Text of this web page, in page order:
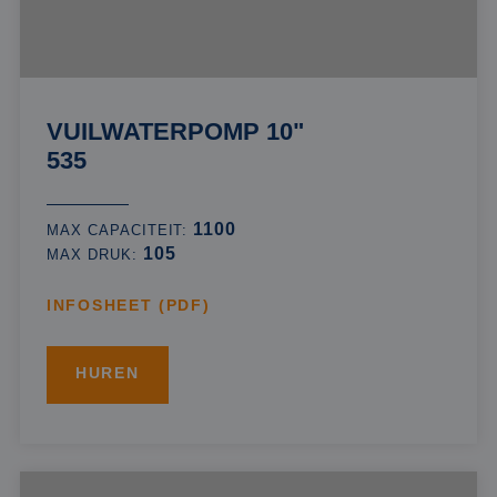
VUILWATERPOMP 10"
535
MAX CAPACITEIT: 1100
MAX DRUK: 105
INFOSHEET (PDF)
HUREN